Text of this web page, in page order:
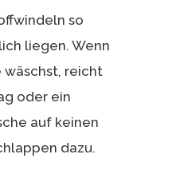
so
liegen. Wenn
wäschst, reicht
oder ein
auf keinen
dazu.